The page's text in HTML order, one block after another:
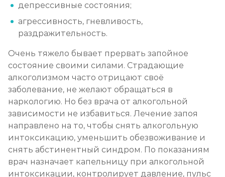
депрессивные состояния;
агрессивность, гневливость,
раздражительность.
Очень тяжело бывает прервать запойное
состояние своими силами. Страдающие
алкоголизмом часто отрицают своё
заболевание, не желают обращаться в
наркологию. Но без врача от алкогольной
зависимости не избавиться. Лечение запоя
направлено на то, чтобы снять алкогольную
интоксикацию, уменьшить обезвоживание и
снять абстинентный синдром. По показаниям
врач назначает капельницу при алкогольной
интоксикации, контролирует давление, пульс